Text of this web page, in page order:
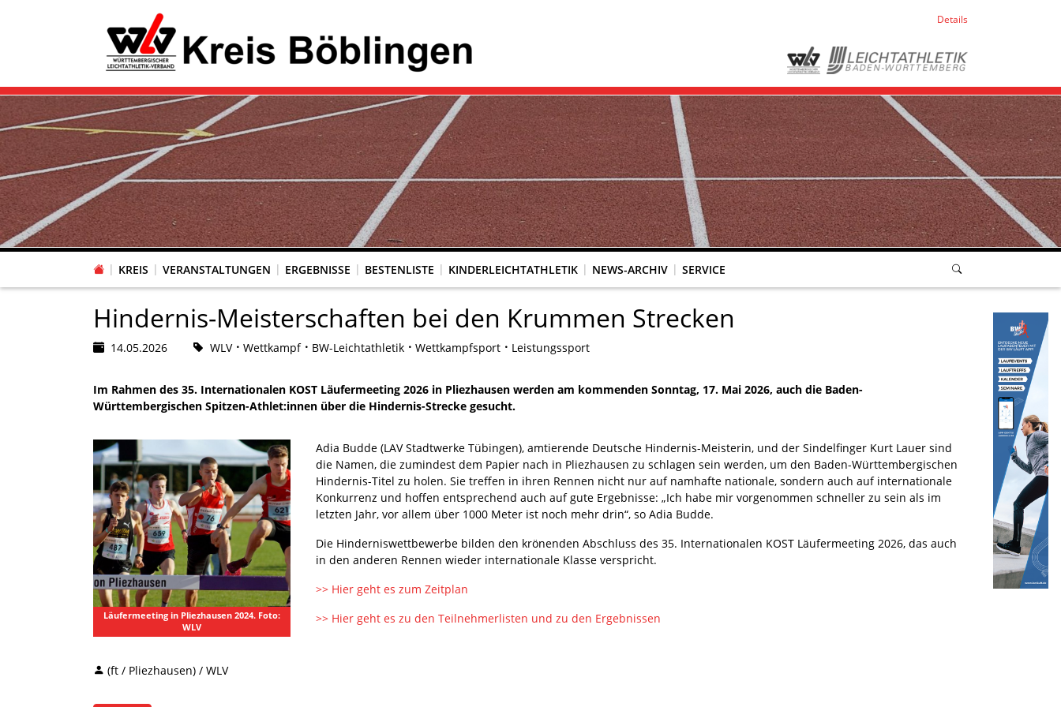
Details
KREIS VERANSTALTUNGEN ERGEBNISSE BESTENLISTE KINDERLEICHTATHLETIK NEWS-ARCHIV SERVICE
Hindernis-Meisterschaften bei den Krummen Strecken
14.05.2026 WLV Wettkampf BW-Leichtathletik Wettkampfsport Leistungssport
Im Rahmen des 35. Internationalen KOST Läufermeeting 2026 in Pliezhausen werden am kommenden Sonntag, 17. Mai 2026, auch die Baden-
Württembergischen Spitzen-Athlet:innen über die Hindernis-Strecke gesucht.
Läufermeeting in Pliezhausen 2024. Foto:
WLV
Adia Budde (LAV Stadtwerke Tübingen), amtierende Deutsche Hindernis-Meisterin, und der Sindelfinger Kurt Lauer sind
die Namen, die zumindest dem Papier nach in Pliezhausen zu schlagen sein werden, um den Baden-Württembergischen
Hindernis-Titel zu holen. Sie treffen in ihren Rennen nicht nur auf namhafte nationale, sondern auch auf internationale
Konkurrenz und hoffen entsprechend auch auf gute Ergebnisse: „Ich habe mir vorgenommen schneller zu sein als im
letzten Jahr, vor allem über 1000 Meter ist noch mehr drin“, so Adia Budde.
Die Hinderniswettbewerbe bilden den krönenden Abschluss des 35. Internationalen KOST Läufermeeting 2026, das auch
in den anderen Rennen wieder internationale Klasse verspricht.
>> Hier geht es zum Zeitplan
>> Hier geht es zu den Teilnehmerlisten und zu den Ergebnissen
(ft / Pliezhausen) / WLV